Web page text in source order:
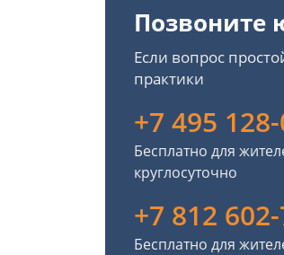
Позвоните
Если вопрос
практики
+7 495
Бесплатно для
круглосуточно
+7 812
Бесплатно для